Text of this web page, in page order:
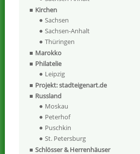
Kirchen
Sachsen
Sachsen-Anhalt
Thüringen
Marokko
Philatelie
Leipzig
Projekt: stadteigenart.de
Russland
Moskau
Peterhof
Puschkin
St. Petersburg
Schlösser & Herrenhäuser